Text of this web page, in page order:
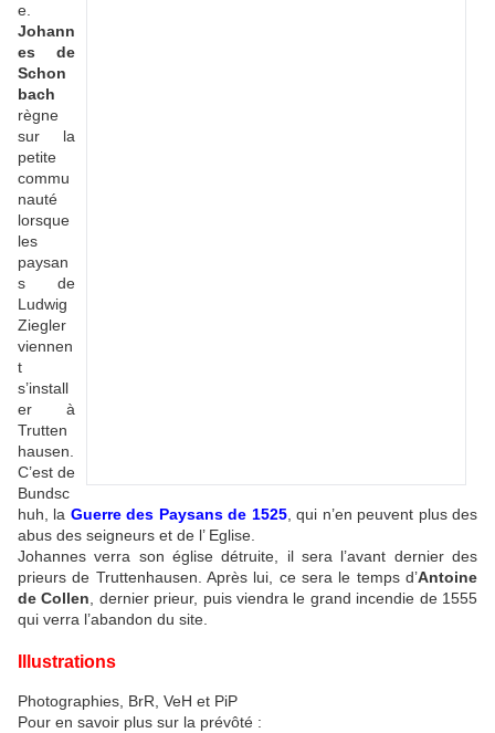
e.
Johann
es de
Schon
bach
règne
sur la
petite
commu
nauté
lorsque
les
paysan
s de
Ludwig
Ziegler
viennen
t
s’install
er à
Trutten
hausen.
C’est de
Bundsc
huh, la Guerre des Paysans de 1525, qui n’en peuvent plus des
abus des seigneurs et de l’ Eglise.
Johannes verra son église détruite, il sera l’avant dernier des
prieurs de Truttenhausen. Après lui, ce sera le temps d’Antoine
de Collen, dernier prieur, puis viendra le grand incendie de 1555
qui verra l’abandon du site.
Illustrations
Photographies, BrR, VeH et PiP
Pour en savoir plus sur la prévôté :